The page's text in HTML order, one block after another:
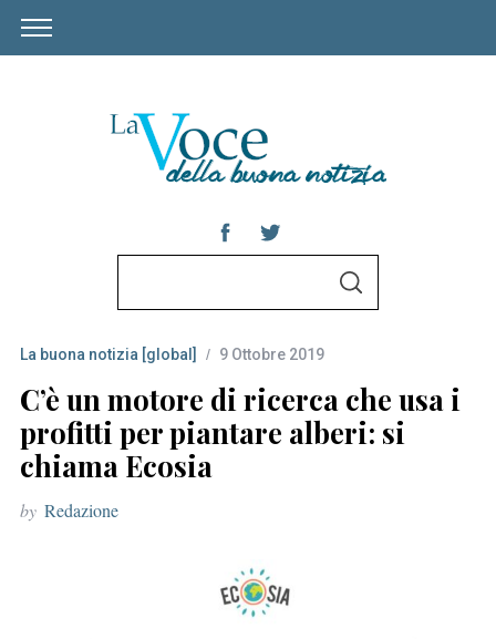
r
c
h
f
o
r
S
La buona notizia [global] 9 Ottobre 2019
C’è un motore di ricerca che usa i
profitti per piantare alberi: si
chiama Ecosia
by Redazione